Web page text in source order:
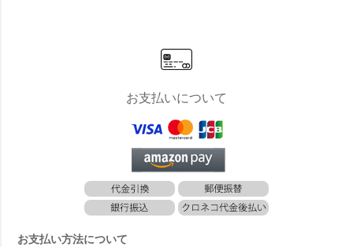
お支払いについて
お支払い方法について